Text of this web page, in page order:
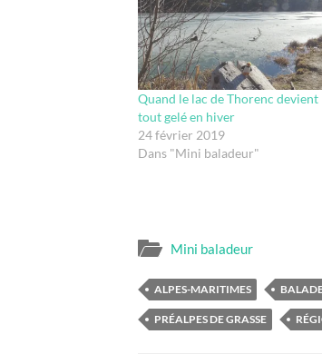
Quand le lac de Thorenc devient
tout gelé en hiver
24 février 2019
Dans "Mini baladeur"
Mini baladeur
ALPES-MARITIMES
PRÉALPES DE GRASSE